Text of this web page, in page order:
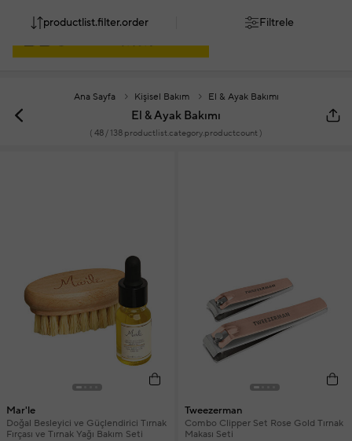
Ana Sayfa Kişisel Bakım El & Ayak Bakımı
El & Ayak Bakımı
( 48/ 138 productlist.category.productcount )
productlist.filter.order Filtrele
Mar'le
Doğal Besleyici ve Güçlendirici Tırnak
Fırçası ve Tırnak Yağı Bakım Seti
Tweezerman
Combo Clipper Set Rose Gold Tırnak
Makası Seti